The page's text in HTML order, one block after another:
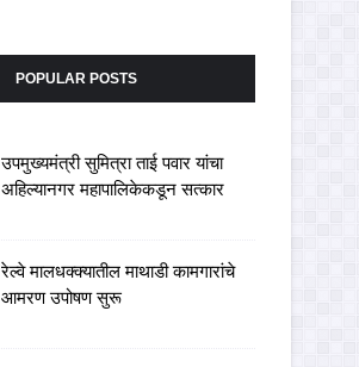
POPULAR POSTS
उपमुख्यमंत्री सुमित्रा ताई पवार यांचा
अहिल्यानगर महापालिकेकडून सत्कार
रेल्वे मालधक्क्यातील माथाडी कामगारांचे
आमरण उपोषण सुरू